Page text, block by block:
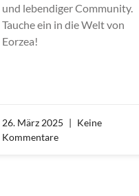
und lebendiger Community.
Tauche ein in die Welt von
Eorzea!
26. März 2025
Keine
Kommentare